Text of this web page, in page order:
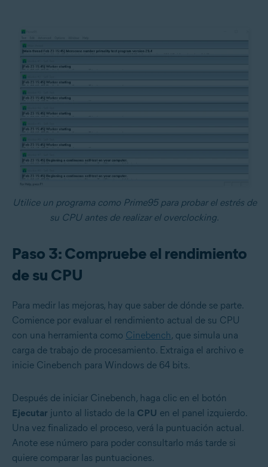
Utilice un programa como Prime95 para probar el estrés de
su CPU antes de realizar el overclocking.
Paso 3: Compruebe el rendimiento
de su CPU
Para medir las mejoras, hay que saber de dónde se parte.
Comience por evaluar el rendimiento actual de su CPU
con una herramienta como Cinebench , que simula una
carga de trabajo de procesamiento. Extraiga el archivo e
inicie Cinebench para Windows de 64 bits.
Después de iniciar Cinebench, haga clic en el botón
Ejecutar junto al listado de la CPU en el panel izquierdo.
Una vez finalizado el proceso, verá la puntuación actual.
Anote ese número para poder consultarlo más tarde si
quiere comparar las puntuaciones.